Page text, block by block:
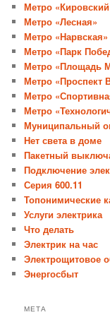
Метро
Метро «Лесная»
Метро «Нарвская»
Метро «Парк
Метро «Площадь
Метро «Проспект
Метро
Метро
Муниципальный
Нет света в доме
Пакетный
Подключение
Серия 600.11
Топонимические
Услуги электрика
Что делать
Электрик на час
Электрощитовое
Энергосбыт
МЕТА